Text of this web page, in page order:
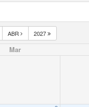
ABR 2027
Mar